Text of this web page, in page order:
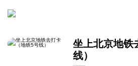
坐上北京地铁
线）